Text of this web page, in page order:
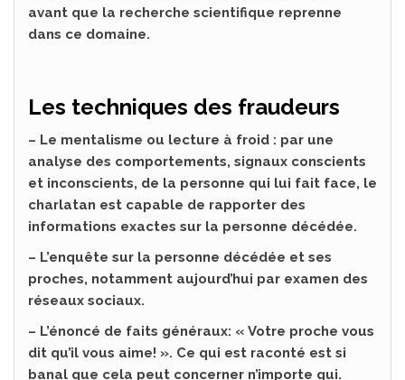
avant que la recherche scientifique reprenne
dans ce domaine.
Les techniques des fraudeurs
– Le mentalisme ou lecture à froid : par une
analyse des comportements, signaux conscients
et inconscients, de la personne qui lui fait face, le
charlatan est capable de rapporter des
informations exactes sur la personne décédée.
– L’enquête sur la personne décédée et ses
proches, notamment aujourd’hui par examen des
réseaux sociaux.
– L’énoncé de faits généraux: « Votre proche vous
dit qu’il vous aime! ». Ce qui est raconté est si
banal que cela peut concerner n’importe qui.